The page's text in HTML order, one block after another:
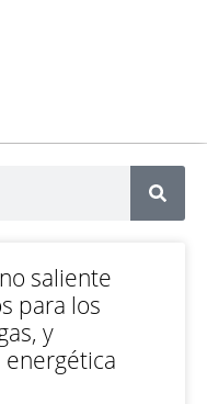
saliente
para los
y